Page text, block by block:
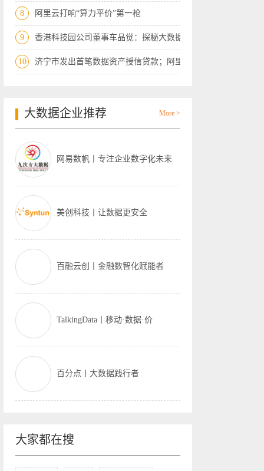
8 阿里云打响“算力平价”第一枪
9 香港科技园公司董事车品觉：探秘大数据背
10 济宁市发出首笔数据资产授信贷款；阿里云
大数据企业推荐 More >
网易数帆丨专注企业数字化未来
美创科技丨让数据更安全
百融云创丨金融数智化赋能者
TalkingData丨移动·数据·价
百分点丨大数据践行者
大家都在搜